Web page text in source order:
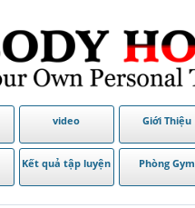
video Giới Thiệu
Kết quả tập luyện Phòng Gym